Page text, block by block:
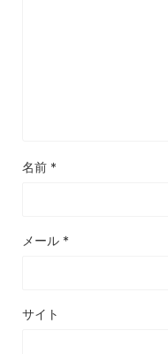
名前 *
メール *
サイト